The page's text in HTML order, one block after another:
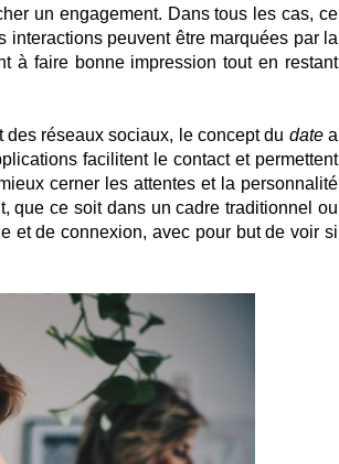
un engagement. Dans tous les cas, ce
interactions peuvent être marquées par la
à faire bonne impression tout en restant
des réseaux sociaux, le concept du datea
facilitent le contact et permettent
cerner les attentes et la personnalité
que ce soit dans un cadre traditionnel ou
et de connexion, avec pour but de voir si